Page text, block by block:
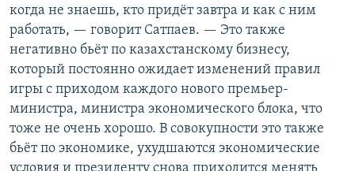
когда не знаешь, кто придёт завтра и как с ним
работать, — говорит Сатпаев. — Это также
негативно бьёт по казахстанскому бизнесу,
который постоянно ожидает изменений правил
игры с приходом каждого нового премьер-
министра, министра экономического блока, что
тоже не очень хорошо. В совокупности это также
бьёт по экономике, ухудшаются экономические